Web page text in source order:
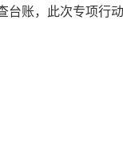
台账，此次专项行